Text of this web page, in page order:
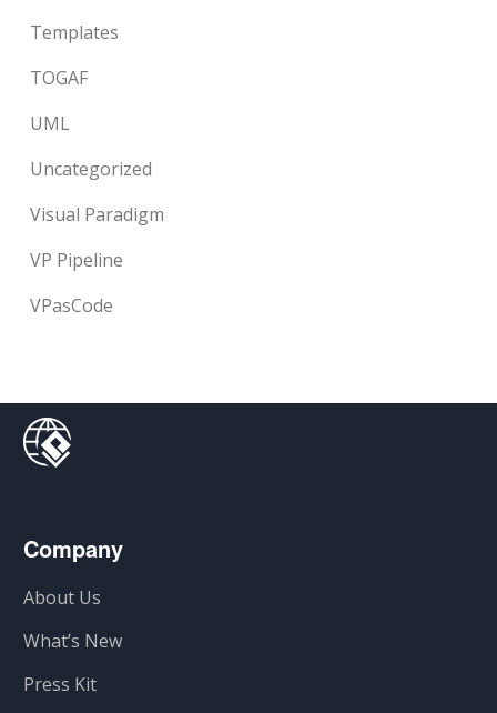
Templates
TOGAF
UML
Uncategorized
Visual Paradigm
VP Pipeline
VPasCode
Company
About Us
What’s New
Press Kit